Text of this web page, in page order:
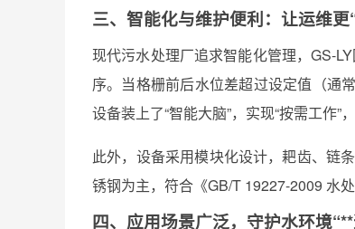
三、智能化与维护便利：让运维更
现代污水处理厂追求智能化管理，GS-
序。当格栅前后水位差超过设定值（通
设备装上了“智能大脑”，实现“按需工作”
此外，设备采用模块化设计，耙齿、链
锈钢为主，符合《GB/T 19227-2009 水
四、应用场景广泛，守护水环境